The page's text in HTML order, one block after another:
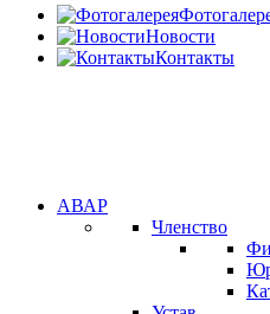
Новости
Контакты
АВАР
Членство